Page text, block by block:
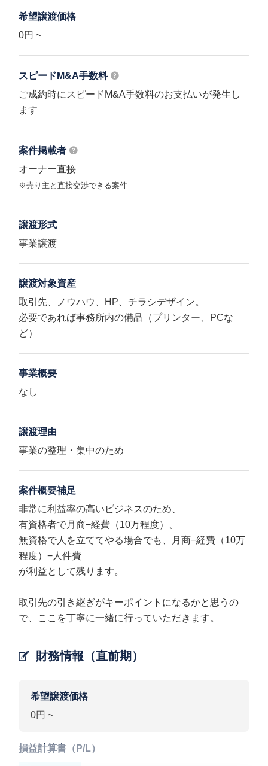
希望譲渡価格
0円 ~
スピードM&A手数料
ご成約時にスピードM&A手数料のお支払いが発生し
ます
案件掲載者
オーナー直接
※売り主と直接交渉できる案件
譲渡形式
事業譲渡
譲渡対象資産
取引先、ノウハウ、HP、チラシデザイン。
必要であれば事務所内の備品（プリンター、PCな
ど）
事業概要
なし
譲渡理由
事業の整理・集中のため
案件概要補足
非常に利益率の高いビジネスのため、
有資格者で月商−経費（10万程度）、
無資格で人を立ててやる場合でも、月商−経費（10万
程度）−人件費
が利益として残ります。
取引先の引き継ぎがキーポイントになるかと思うの
で、ここを丁寧に一緒に行っていただきます。
財務情報（直前期）
希望譲渡価格
0円 ~
損益計算書（P/L）